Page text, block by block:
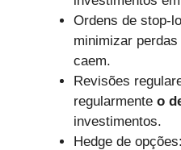
Ordens de stop-
minimizar
caem.
Revisões
regularmente o
investimentos.
Hedge de